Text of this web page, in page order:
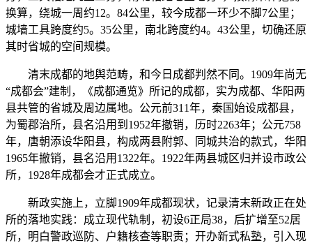
换算，绕城一周约12。84公里，较今成都一环少不脚7公里；
城墙工具跨度约5。35公里，南北跨度约4。43公里，切确还原
其时省城的空间规模。
清末成都的地舆范畴，和今日成都判然不同。1909年尚无
“成都会”建制，《成都通览》所记的成都，实为成都、华阳两
县共管的省城及周边属地。公元前311年，秦国始设成都县，
为蜀郡治所，县名沿用到1952年撤销，历时2263年；公元758
年，唐朝添设华阳县，构成两县附郭、同城共治的款式，华阳
1965年撤销，县名沿用1322年。1922年两县城区归并设市政公
所，1928年成都会才正式成立。
新政实施上，立脚1909年成都现状，记录清末新政正在处
所的落地实践：成立现代轨制，初设6正局38，后扩增至52居
所，明白警政巡防、户籍核查等职责；开办新式私塾，引入现